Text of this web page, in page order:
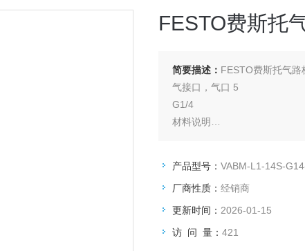
FESTO费斯托
简要描述： FESTO费斯托气
气接口，气口 5
G1/4
材料说明
精制铝合金
网格尺寸
16 mm
大阀位数量
产品型号： VABM-L1-14S-
厂商性质： 经销商
更新时间： 2026-01-15
访 问 量： 421